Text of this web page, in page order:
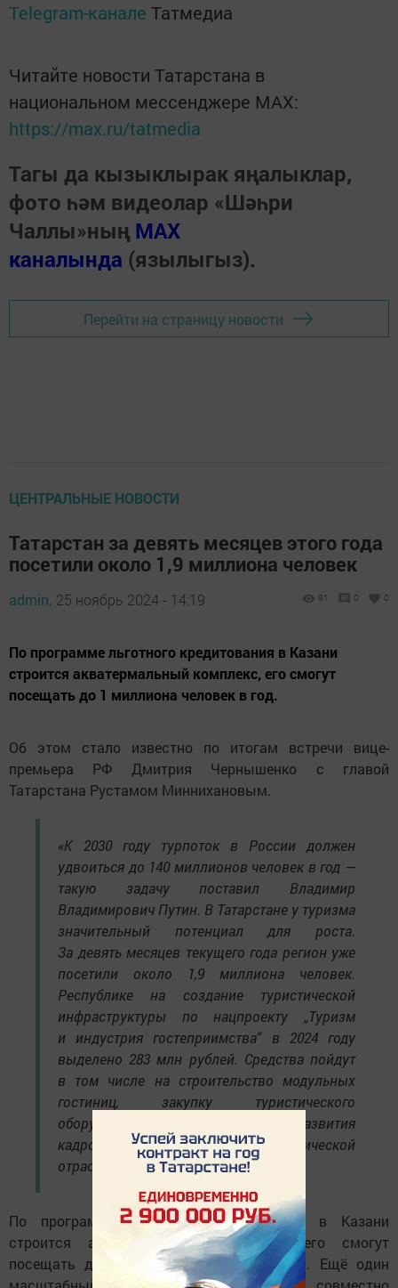
Telegram-канале Татмедиа
Читайте новости Татарстана в
национальном мессенджере MАХ:
https://max.ru/tatmedia
Тагы да кызыклырак яңалыклар,
фото һәм видеолар «Шәһри
Чаллы»ның MAX
каналында (язылыгыз).
Перейти на страницу новости
ЦЕНТРАЛЬНЫЕ НОВОСТИ
Татарстан за девять месяцев этого года
посетили около 1,9 миллиона человек
admin, 25 ноябрь 2024 - 14:19 91 0 0
По программе льготного кредитования в Казани
строится акватермальный комплекс, его смогут
посещать до 1 миллиона человек в год.
Об этом стало известно по итогам встречи вице-
премьера РФ Дмитрия Чернышенко с главой
Татарстана Рустамом Миннихановым.
«К 2030 году турпоток в России должен
удвоиться до 140 миллионов человек в год —
такую задачу поставил Владимир
Владимирович Путин. В Татарстане у туризма
значительный потенциал для роста.
За девять месяцев текущего года регион уже
посетили около 1,9 миллиона человек.
Республике на создание туристической
инфраструктуры по нацпроекту „Туризм
и индустрия гостеприимства“ в 2024 году
выделено 283 млн рублей. Средства пойдут
в том числе на строительство модульных
гостиниц, закупку туристического
оборудования и работу Центра развития
кадрового потенциала туристической
отрасли», — сказал вице-премьер.
По программе льготного кредитования в Казани
строится акватермальный комплекс, его смогут
посещать до 1 миллиона человек в год. Ещё один